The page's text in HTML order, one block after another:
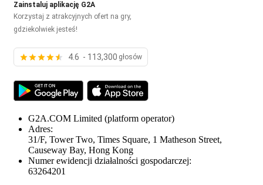
Zainstaluj aplikację G2A
Korzystaj z atrakcyjnych ofert na gry,
gdziekolwiek jesteś!
4.6 - 113,300 głosów
G2A.COM Limited (platform operator)
Adres:
31/F, Tower Two, Times Square, 1 Matheson Street,
Causeway Bay, Hong Kong
Numer ewidencji działalności gospodarczej:
63264201